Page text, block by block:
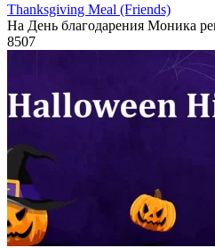
Thanksgiving Meal (Friends)
На День благодарения Моника
8507